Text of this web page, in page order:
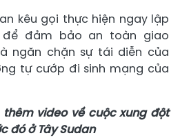
kêu gọi thực hiện ngay lập
đảm bảo an toàn giao
ngăn chặn sự tái diễn của
tự cướp đi sinh mạng của
thêm video về cuộc xung đột
đó ở Tây Sudan